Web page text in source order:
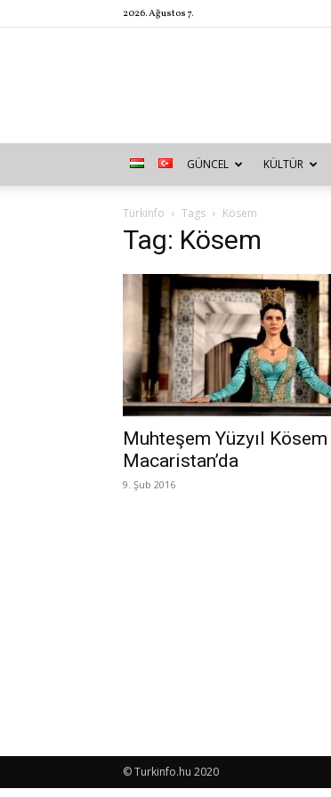
2026. Ağustos 7.
GÜNCEL KÜLTÜR
Türkinfo Tags Kösem
Tag: Kösem
Muhteşem Yüzyıl Kösem
Macaristan’da
9. Şub 2016
© Turkinfo.hu 2020